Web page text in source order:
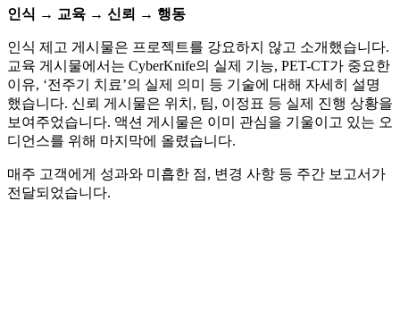
인식 → 교육 → 신뢰 → 행동
인식 제고 게시물은 프로젝트를 강요하지 않고 소개했습니다.
교육 게시물에서는 CyberKnife의 실제 기능, PET-CT가 중요한
이유, ‘전주기 치료’의 실제 의미 등 기술에 대해 자세히 설명
했습니다. 신뢰 게시물은 위치, 팀, 이정표 등 실제 진행 상황을
보여주었습니다. 액션 게시물은 이미 관심을 기울이고 있는 오
디언스를 위해 마지막에 올렸습니다.
매주 고객에게 성과와 미흡한 점, 변경 사항 등 주간 보고서가
전달되었습니다.